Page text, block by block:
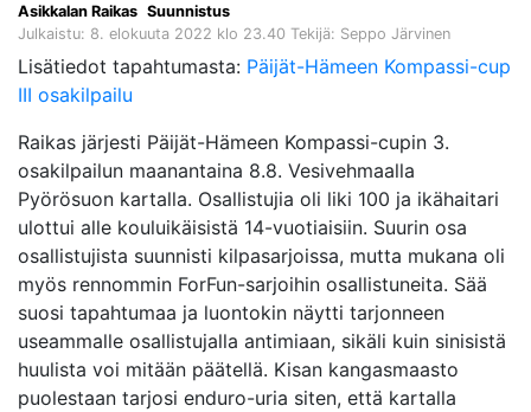
Asikkalan Raikas Suunnistus
Julkaistu: 8. elokuuta 2022 klo 23.40 Tekijä: Seppo Järvinen
Lisätiedot tapahtumasta: Päijät-Hämeen Kompassi-cup
III osakilpailu
Raikas järjesti Päijät-Hämeen Kompassi-cupin 3.
osakilpailun maanantaina 8.8. Vesivehmaalla
Pyörösuon kartalla. Osallistujia oli liki 100 ja ikähaitari
ulottui alle kouluikäisistä 14-vuotiaisiin. Suurin osa
osallistujista suunnisti kilpasarjoissa, mutta mukana oli
myös rennommin ForFun-sarjoihin osallistuneita. Sää
suosi tapahtumaa ja luontokin näytti tarjonneen
useammalle osallistujalla antimiaan, sikäli kuin sinisistä
huulista voi mitään päätellä. Kisan kangasmaasto
puolestaan tarjosi enduro-uria siten, että kartalla